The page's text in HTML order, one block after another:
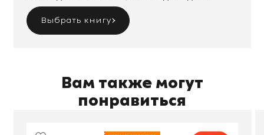
Выбрать книгу
Вам также могут
понравиться